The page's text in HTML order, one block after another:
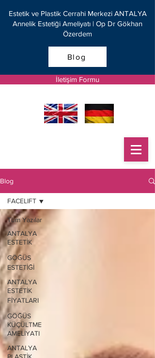
İletişim Formu
Estetik ve Plastik Cerrahi Merkezi ANTALYA
Annelik Estetiği Ameliyatı | Op Dr Gökhan
Özerdem
Blog
Blog
Tüm Yazılar
ANTALYA
ESTETİK
GÖĞÜS
ESTETİĞİ
ANTALYA
ESTETİK
FİYATLARI
GÖĞÜS
KÜÇÜLTME
AMELİYATI
ANTALYA
FACELIFT